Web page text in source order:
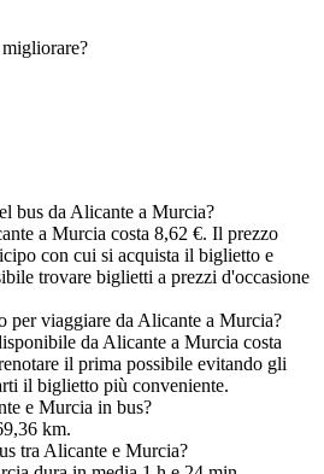
bus da Alicante a Murcia?
a Murcia costa 8,62 €. Il prezzo
con cui si acquista il biglietto e
trovare biglietti a prezzi d'occasione
per viaggiare da Alicante a Murcia?
da Alicante a Murcia costa
il prima possibile evitando gli
il biglietto più conveniente.
e Murcia in bus?
km.
tra Alicante e Murcia?